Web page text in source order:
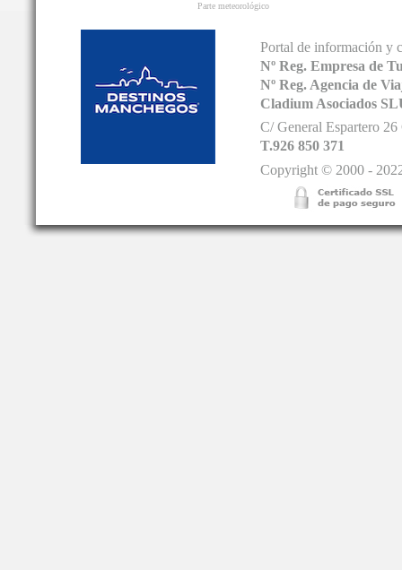
Parte meteorológico
Portal de información y
Nº Reg. Empresa de
Nº Reg. Agencia de
Cladium Asociados
C/ General Espartero
T.926 850 371
Copyright © 2000 -